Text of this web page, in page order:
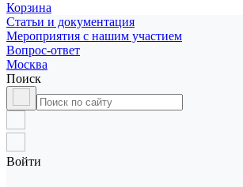
Корзина
Статьи и документация
Мероприятия с нашим участием
Вопрос-ответ
Москва
Поиск
Войти